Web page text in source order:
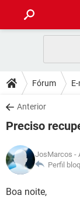
CELULAR
OUTLOOK
INSTAGRAM
GUIA DE COMPRAS
DICAS
JOGOS
INSTAGRAM
GUIA DE COMPRAS
DOWNLOADS
JOGOS
CELULAR
OUTLOOK
INSTAGRAM
JOGOS
CELULAR
OUTLOOK
GLOSSÁRIO
Fórum
Anterior
Preciso
JosMarcos -
Perfil
Boa noite,